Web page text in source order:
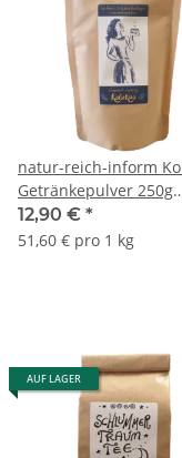
natur-reich-inform
Getränkepulver 250g
klassisch-würzig Bio
12,90 € *
51,60 € pro 1 kg
AUF LAGER